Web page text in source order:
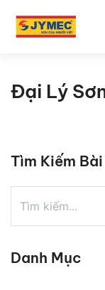
Đại Lý
Tìm Kiếm
Danh Mục